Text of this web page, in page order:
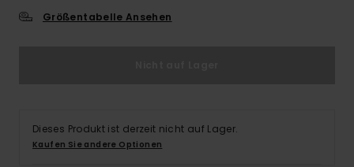
Größentabelle Ansehen
Dieses Produkt ist derzeit nicht auf Lager.
Kaufen Sie andere Optionen